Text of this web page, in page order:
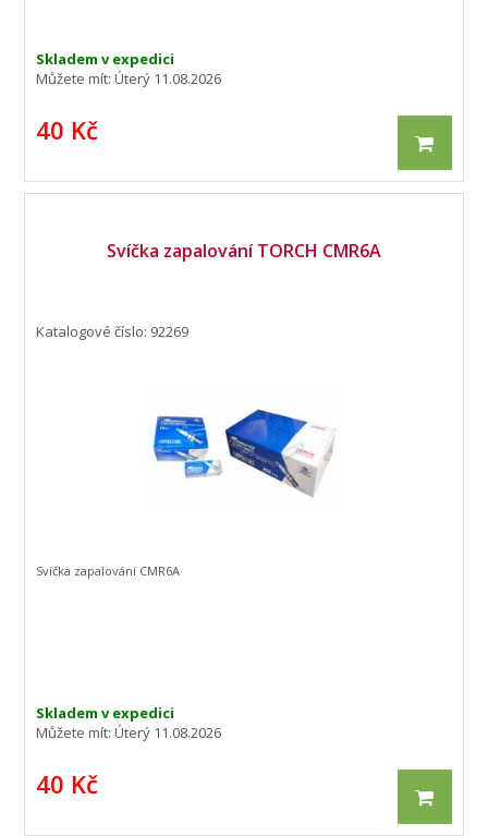
Skladem v expedici
Můžete mít:Úterý 11.08.2026
40 Kč
Svíčka zapalování TORCH CMR6A
Katalogové číslo: 92269
Skladem v expedici
Můžete mít:Úterý 11.08.2026
40 Kč
Svíčka zapalování CMR6A